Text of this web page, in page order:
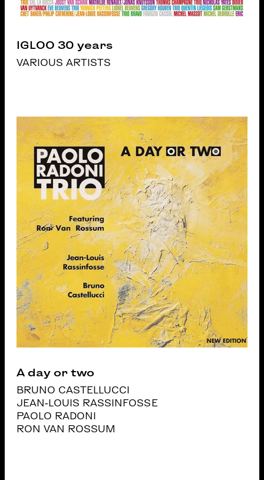
IGLOO 30 years
VARIOUS ARTISTS
A day or two
BRUNO CASTELLUCCI
JEAN-LOUIS RASSINFOSSE
PAOLO RADONI
RON VAN ROSSUM